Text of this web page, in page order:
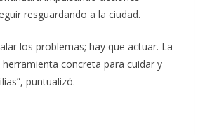
resguardando a la ciudad.
los problemas; hay que actuar. La
concreta para cuidar y
puntualizó.